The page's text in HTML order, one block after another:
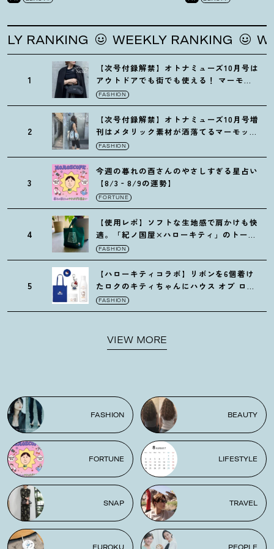
WEEKLY RANKING
1
【次号付録解禁】オトナミューズ10月号は
アウトドアでも街でも使える ！ マーモッ
トの黒ショルダー
FASHION
2
【次号付録解禁】オトナミューズ10月号増
刊はメタリック素材が洒落てるマーモット
の保冷バッグ
FASHION
3
今週の暮れの酉さんのやさしすぎる星占い
【8/3‐8/9の運勢】
FORTUNE
4
【使用レポ】ソフトな生地感で肩かけも快
適。「紀ノ国屋×ハローキティ」のトート
がガシガシ使えて最高です
FASHION
5
【ハローキティコラボ】リボンを6個着け
たロクのキティちゃんにハウス オブ ロー
ゼの限定パケも
FASHION
VIEW MORE
FASHION BEAUTY
FORTUNE LIFESTYLE
SNAP TRAVEL
FUROKU PEOPLE